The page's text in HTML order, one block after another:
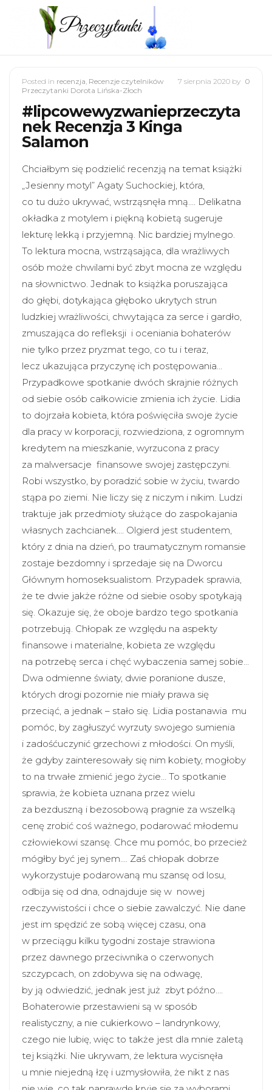
0
Posted in recenzja, Recenzje czytelników 7 sierpnia 2020 by
Przeczytanki Dorota Lińska-Złoch
#lipcowewyzwanieprzeczyta
nek Recenzja 3 Kinga
Salamon
Chciałbym się podzielić recenzją na temat książki
„Jesienny motyl” Agaty Suchockiej, która,
co tu dużo ukrywać, wstrząsnęła mną…. Delikatna
okładka z motylem i piękną kobietą sugeruje
lekturę lekką i przyjemną. Nic bardziej mylnego.
To lektura mocna, wstrząsająca, dla wrażliwych
osób może chwilami być zbyt mocna ze względu
na słownictwo. Jednak to książka poruszająca
do głębi, dotykająca głęboko ukrytych strun
ludzkiej wrażliwości, chwytająca za serce i gardło,
zmuszająca do refleksji i oceniania bohaterów
nie tylko przez pryzmat tego, co tu i teraz,
lecz ukazująca przyczynę ich postępowania…
Przypadkowe spotkanie dwóch skrajnie różnych
od siebie osób całkowicie zmienia ich życie. Lidia
to dojrzała kobieta, która poświęciła swoje życie
dla pracy w korporacji, rozwiedziona, z ogromnym
kredytem na mieszkanie, wyrzucona z pracy
za malwersacje finansowe swojej zastępczyni.
Robi wszystko, by poradzić sobie w życiu, twardo
stąpa po ziemi. Nie liczy się z niczym i nikim. Ludzi
traktuje jak przedmioty służące do zaspokajania
własnych zachcianek…. Olgierd jest studentem,
który z dnia na dzień, po traumatycznym romansie
zostaje bezdomny i sprzedaje się na Dworcu
Głównym homoseksualistom. Przypadek sprawia,
że te dwie jakże różne od siebie osoby spotykają
się. Okazuje się, że oboje bardzo tego spotkania
potrzebują. Chłopak ze względu na aspekty
finansowe i materialne, kobieta ze względu
na potrzebę serca i chęć wybaczenia samej sobie…
Dwa odmienne światy, dwie poranione dusze,
których drogi pozornie nie miały prawa się
przeciąć, a jednak – stało się. Lidia postanawia mu
pomóc, by zagłuszyć wyrzuty swojego sumienia
i zadośćuczynić grzechowi z młodości. On myśli,
że gdyby zainteresowały się nim kobiety, mogłoby
to na trwałe zmienić jego życie… To spotkanie
sprawia, że kobieta uznana przez wielu
za bezduszną i bezosobową pragnie za wszelką
cenę zrobić coś ważnego, podarować młodemu
człowiekowi szansę. Chce mu pomóc, bo przecież
mógłby być jej synem…. Zaś chłopak dobrze
wykorzystuje podarowaną mu szansę od losu,
odbija się od dna, odnajduje się w nowej
rzeczywistości i chce o siebie zawalczyć. Nie dane
jest im spędzić ze sobą więcej czasu, ona
w przeciągu kilku tygodni zostaje strawiona
przez dawnego przeciwnika o czerwonych
szczypcach, on zdobywa się na odwagę,
by ją odwiedzić, jednak jest już zbyt późno….
Bohaterowie przestawieni są w sposób
realistyczny, a nie cukierkowo – landrynkowy,
czego nie lubię, więc to także jest dla mnie zaletą
tej książki. Nie ukrywam, że lektura wycisnęła
u mnie niejedną łzę i uzmysłowiła, że nikt z nas